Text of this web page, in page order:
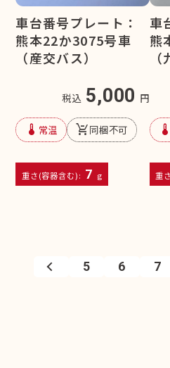
車台番号プレート：
熊本22か3075号車
（産交バス）
税込 5,000 円
device_thermostat 常温 remove_shopping_cart同梱不可
重さ(容器含む): 7 g
車
熊
device_thermostat
重
5 6 7